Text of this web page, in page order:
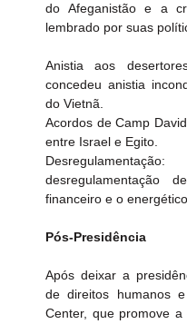
do Afeganistão e a
lembrado por suas
Anistia aos
concedeu anistia
do Vietnã.
Acordos de Camp
entre Israel e Egito.
desregulamentação
financeiro e o
Pós-Presidência
Após deixar a
de direitos humanos
Center, que promove